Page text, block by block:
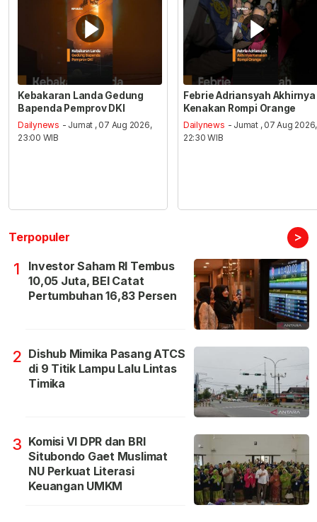
Kebakaran Landa Gedung
Bapenda Pemprov DKI
Dailynews - Jumat , 07 Aug 2026,
23:00 WIB
Febrie Adriansyah Akhirnya
Kenakan Rompi Orange
Dailynews - Jumat , 07 Aug 2026,
22:30 WIB
Terpopuler >
1
Investor Saham RI Tembus
10,05 Juta, BEI Catat
Pertumbuhan 16,83 Persen
2 Dishub Mimika Pasang ATCS
di 9 Titik Lampu Lalu Lintas
Timika
3 Komisi VI DPR dan BRI
Situbondo Gaet Muslimat
NU Perkuat Literasi
Keuangan UMKM